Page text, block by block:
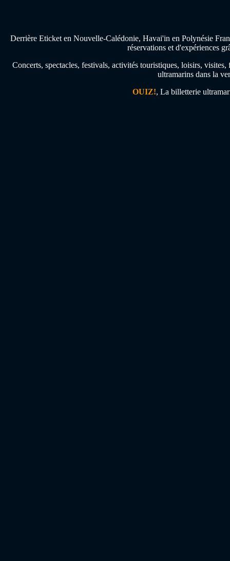
Derrière Eticket en Nouvelle-Calédonie, Havai'in en Polynésie
réservations et d'expériences
Concerts, spectacles, festivals, activités touristiques, loisirs,
ultramarins dans la
OUIZ!, La billetterie